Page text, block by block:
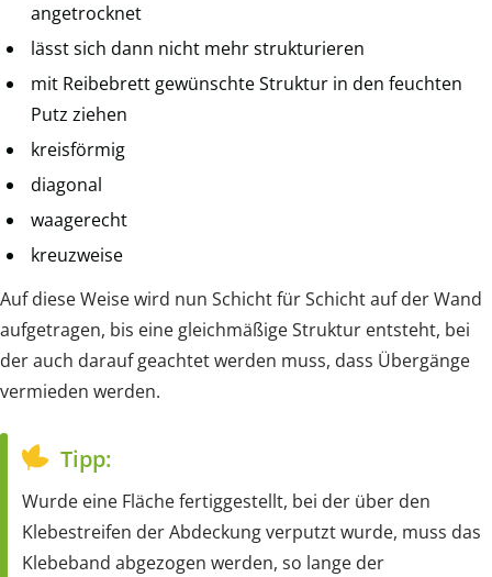
angetrocknet
lässt sich dann nicht mehr strukturieren
mit Reibebrett gewünschte Struktur in den feuchten
Putz ziehen
kreisförmig
diagonal
waagerecht
kreuzweise
Auf diese Weise wird nun Schicht für Schicht auf der Wand
aufgetragen, bis eine gleichmäßige Struktur entsteht, bei
der auch darauf geachtet werden muss, dass Übergänge
vermieden werden.
Tipp:
Wurde eine Fläche fertiggestellt, bei der über den
Klebestreifen der Abdeckung verputzt wurde, muss das
Klebeband abgezogen werden, so lange der